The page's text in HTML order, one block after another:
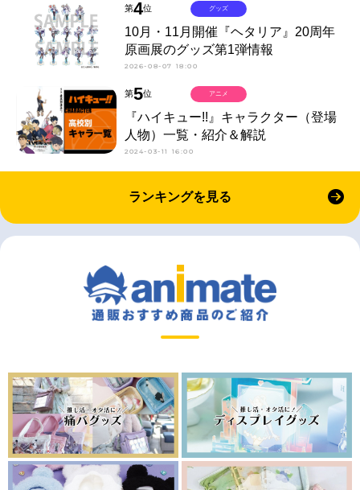
第4位
10月・11月開催『ヘタリア』20周年
原画展のグッズ第1弾情報
2026-08-07 18:00
グッズ
第5位
『ハイキュー!!』キャラクター（登場
人物）一覧・紹介＆解説
2024-03-11 16:00
アニメ
ランキングを見る